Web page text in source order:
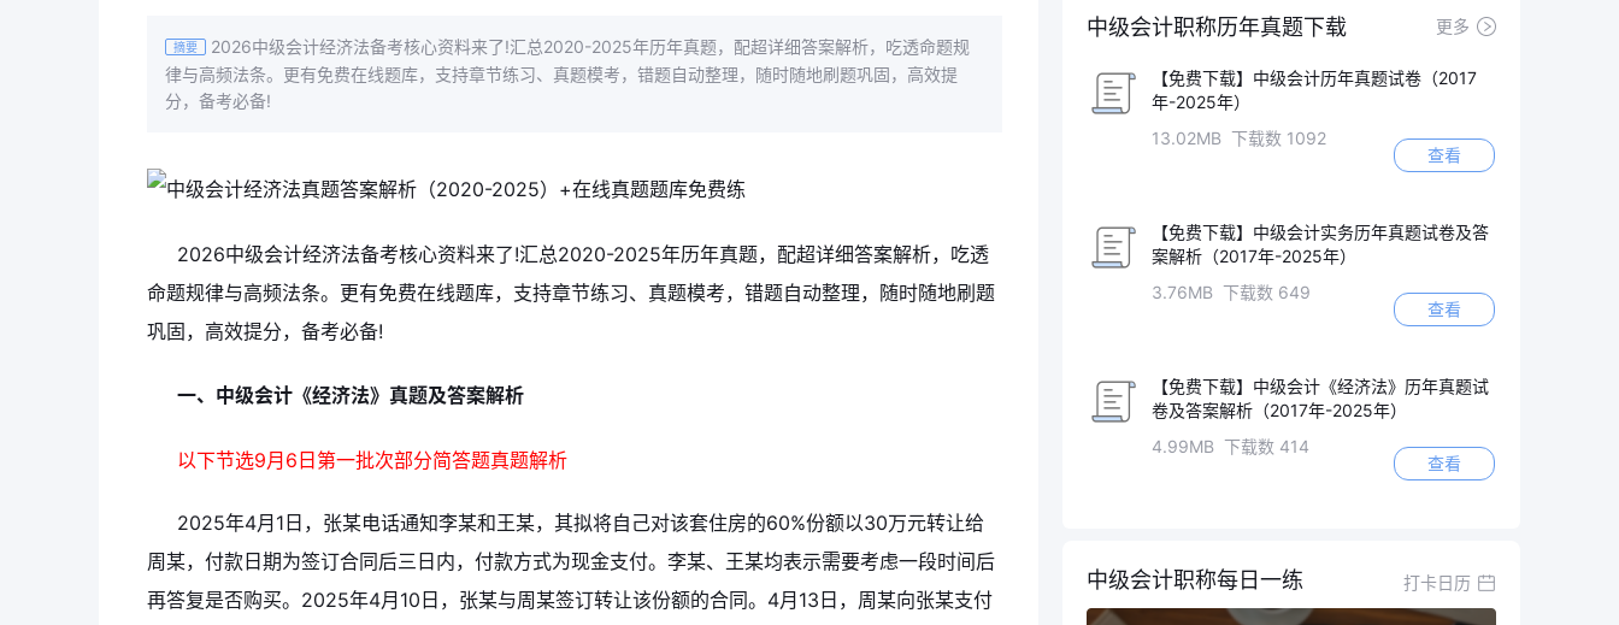
摘要
2026中级会计经济法备考核心资料来了!汇总2020-2025年历年真题，配超详细答案解析，吃透命题规
律与高频法条。更有免费在线题库，支持章节练习、真题模考，错题自动整理，随时随地刷题巩固，高效提
分，备考必备!
2026中级会计经济法备考核心资料来了!汇总2020-2025年历年真题，配超详细答案解析，吃透
命题规律与高频法条。更有免费在线题库，支持章节练习、真题模考，错题自动整理，随时随地刷题
巩固，高效提分，备考必备!
一、中级会计《经济法》真题及答案解析
以下节选9月6日第一批次部分简答题真题解析
2025年4月1日，张某电话通知李某和王某，其拟将自己对该套住房的60%份额以30万元转让给
周某，付款日期为签订合同后三日内，付款方式为现金支付。李某、王某均表示需要考虑一段时间后
再答复是否购买。2025年4月10日，张某与周某签订转让该份额的合同。4月13日，周某向张某支付
中级会计职称历年真题下载 更多
【免费下载】中级会计历年真题试卷（2017
年-2025年）
13.02MB 下载数 1092
查看
【免费下载】中级会计实务历年真题试卷及答
案解析（2017年-2025年）
3.76MB 下载数 649
查看
【免费下载】中级会计《经济法》历年真题试
卷及答案解析（2017年-2025年）
4.99MB 下载数 414
查看
中级会计职称每日一练 打卡日历